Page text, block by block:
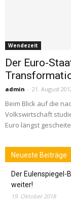
Wendezeit
Der Euro-
admin - 21. August
Beim Blick auf die
Volkswirtschaft
Euro längst
Neueste Beiträge
Der Eulenspiegel-
weiter!
19. Oktober 2018